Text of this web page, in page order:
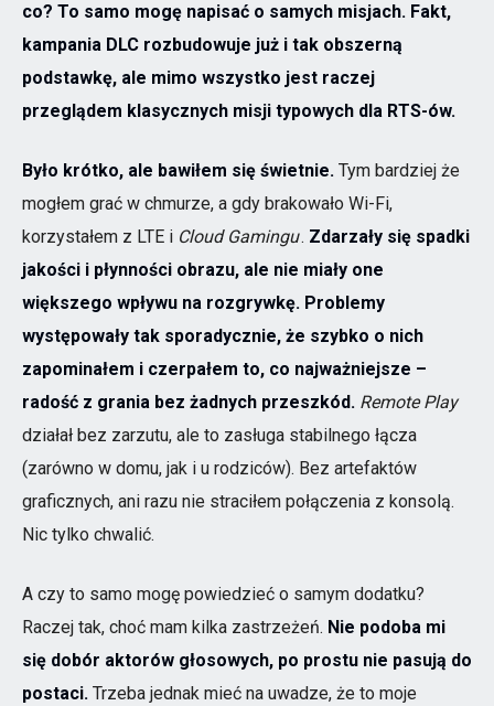
co? To samo mogę napisać o samych misjach. Fakt,
kampania DLC rozbudowuje już i tak obszerną
podstawkę, ale mimo wszystko jest raczej
przeglądem klasycznych misji typowych dla RTS-ów.
Było krótko, ale bawiłem się świetnie. Tym bardziej że
mogłem grać w chmurze, a gdy brakowało Wi-Fi,
korzystałem z LTE i Cloud Gamingu. Zdarzały się spadki
jakości i płynności obrazu, ale nie miały one
większego wpływu na rozgrywkę. Problemy
występowały tak sporadycznie, że szybko o nich
zapominałem i czerpałem to, co najważniejsze –
radość z grania bez żadnych przeszkód. Remote Play
działał bez zarzutu, ale to zasługa stabilnego łącza
(zarówno w domu, jak i u rodziców). Bez artefaktów
graficznych, ani razu nie straciłem połączenia z konsolą.
Nic tylko chwalić.
A czy to samo mogę powiedzieć o samym dodatku?
Raczej tak, choć mam kilka zastrzeżeń. Nie podoba mi
się dobór aktorów głosowych, po prostu nie pasują do
postaci. Trzeba jednak mieć na uwadze, że to moje